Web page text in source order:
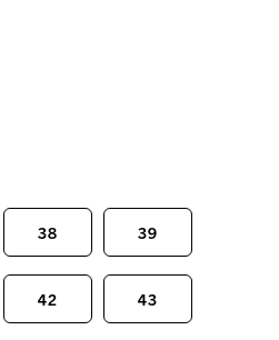
38 39
42 43